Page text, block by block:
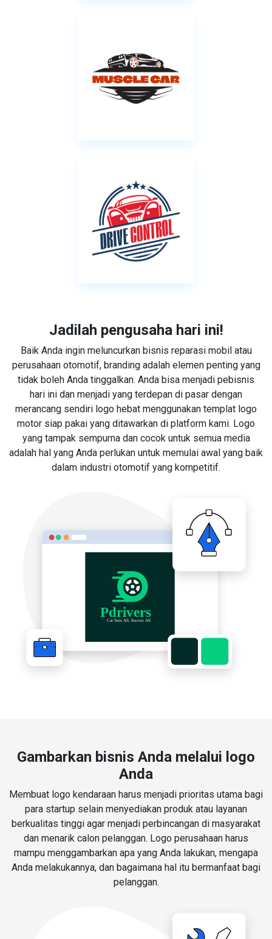
Jadilah pengusaha hari ini!
Baik Anda ingin meluncurkan bisnis reparasi mobil atau
perusahaan otomotif, branding adalah elemen penting yang
tidak boleh Anda tinggalkan. Anda bisa menjadi pebisnis
hari ini dan menjadi yang terdepan di pasar dengan
merancang sendiri logo hebat menggunakan templat logo
motor siap pakai yang ditawarkan di platform kami. Logo
yang tampak sempurna dan cocok untuk semua media
adalah hal yang Anda perlukan untuk memulai awal yang baik
dalam industri otomotif yang kompetitif.
Gambarkan bisnis Anda melalui logo
Anda
Membuat logo kendaraan harus menjadi prioritas utama bagi
para startup selain menyediakan produk atau layanan
berkualitas tinggi agar menjadi perbincangan di masyarakat
dan menarik calon pelanggan. Logo perusahaan harus
mampu menggambarkan apa yang Anda lakukan, mengapa
Anda melakukannya, dan bagaimana hal itu bermanfaat bagi
pelanggan.